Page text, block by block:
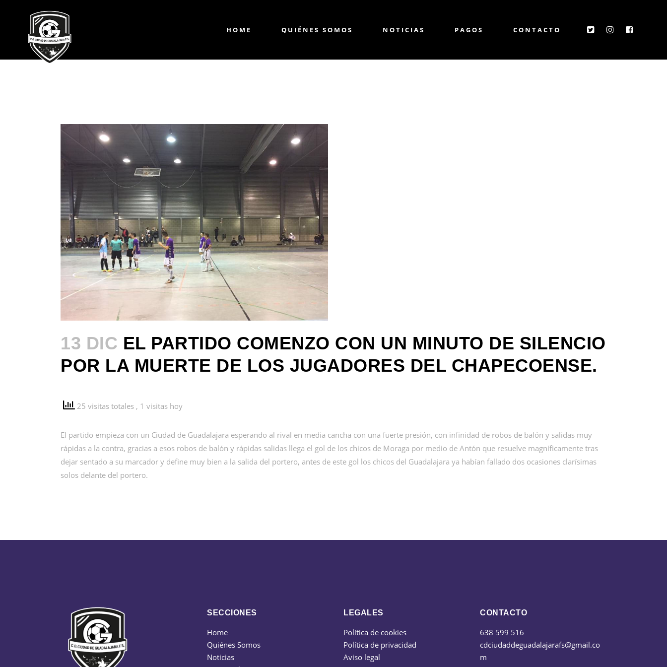
HOME QUIÉNES SOMOS NOTICIAS PAGOS CONTACTO
13 DIC EL PARTIDO COMENZO CON UN MINUTO DE SILENCIO
POR LA MUERTE DE LOS JUGADORES DEL CHAPECOENSE.
25 visitas totales , 1 visitas hoy
El partido empieza con un Ciudad de Guadalajara esperando al rival en media cancha con una fuerte presión, con infinidad de robos de balón y salidas muy
rápidas a la contra, gracias a esos robos de balón y rápidas salidas llega el gol de los chicos de Moraga por medio de Antón que resuelve magníficamente tras
dejar sentado a su marcador y define muy bien a la salida del portero, antes de este gol los chicos del Guadalajara ya habían fallado dos ocasiones clarísimas
solos delante del portero.
SECCIONES
Home
Quiénes Somos
Noticias
LEGALES
Política de cookies
Política de privacidad
Aviso legal
CONTACTO
638 599 516
cdciudaddeguadalajarafs@gmail.co
m